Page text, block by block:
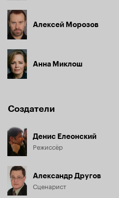
Алексей Морозов
Анна Миклош
Создатели
Денис Елеонский
Режиссёр
Александр Другов
Сценарист